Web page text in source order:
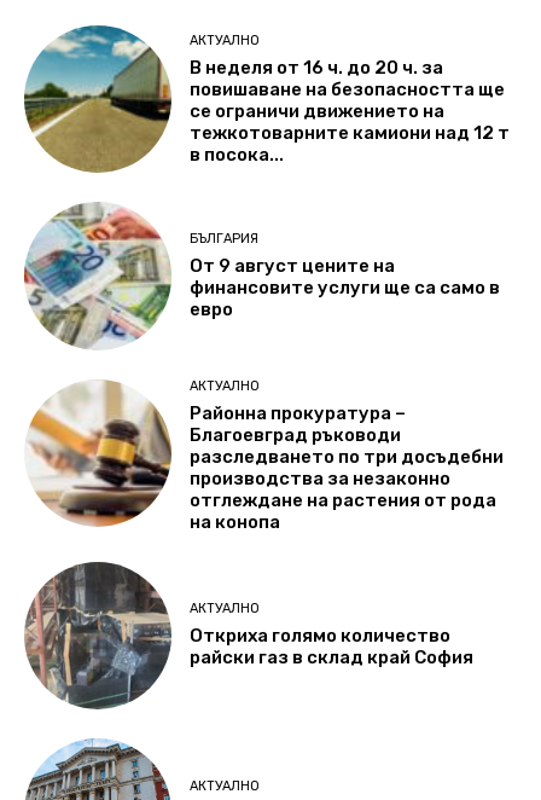
АКТУАЛНО
В неделя от 16 ч. до 20 ч. за
повишаване на безопасността ще
се ограничи движението на
тежкотоварните камиони над 12 т
в посока...
БЪЛГАРИЯ
От 9 август цените на
финансовите услуги ще са само в
евро
АКТУАЛНО
Районна прокуратура –
Благоевград ръководи
разследването по три досъдебни
производства за незаконно
отглеждане на растения от рода
на конопа
АКТУАЛНО
Откриха голямо количество
райски газ в склад край София
АКТУАЛНО